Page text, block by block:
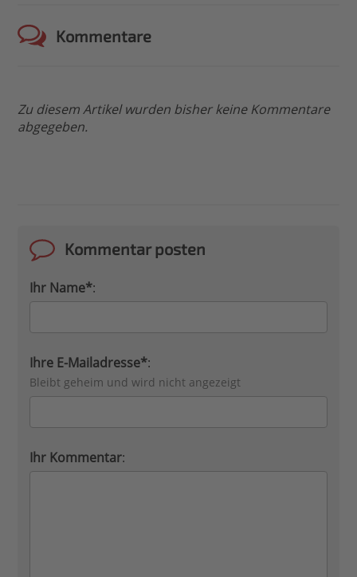
Kommentare
Zu diesem Artikel wurden bisher keine Kommentare
abgegeben.
Kommentar posten
Ihr Name*:
Ihre E-Mailadresse*:
Bleibt geheim und wird nicht angezeigt
Ihr Kommentar: